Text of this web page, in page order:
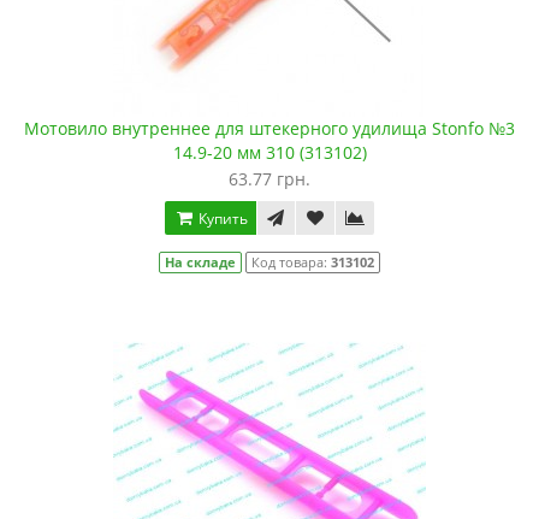
Мотовило внутреннее для штекерного удилища Stonfo №3
14.9-20 мм 310 (313102)
63.77 грн.
Купить
На складе Код товара: 313102